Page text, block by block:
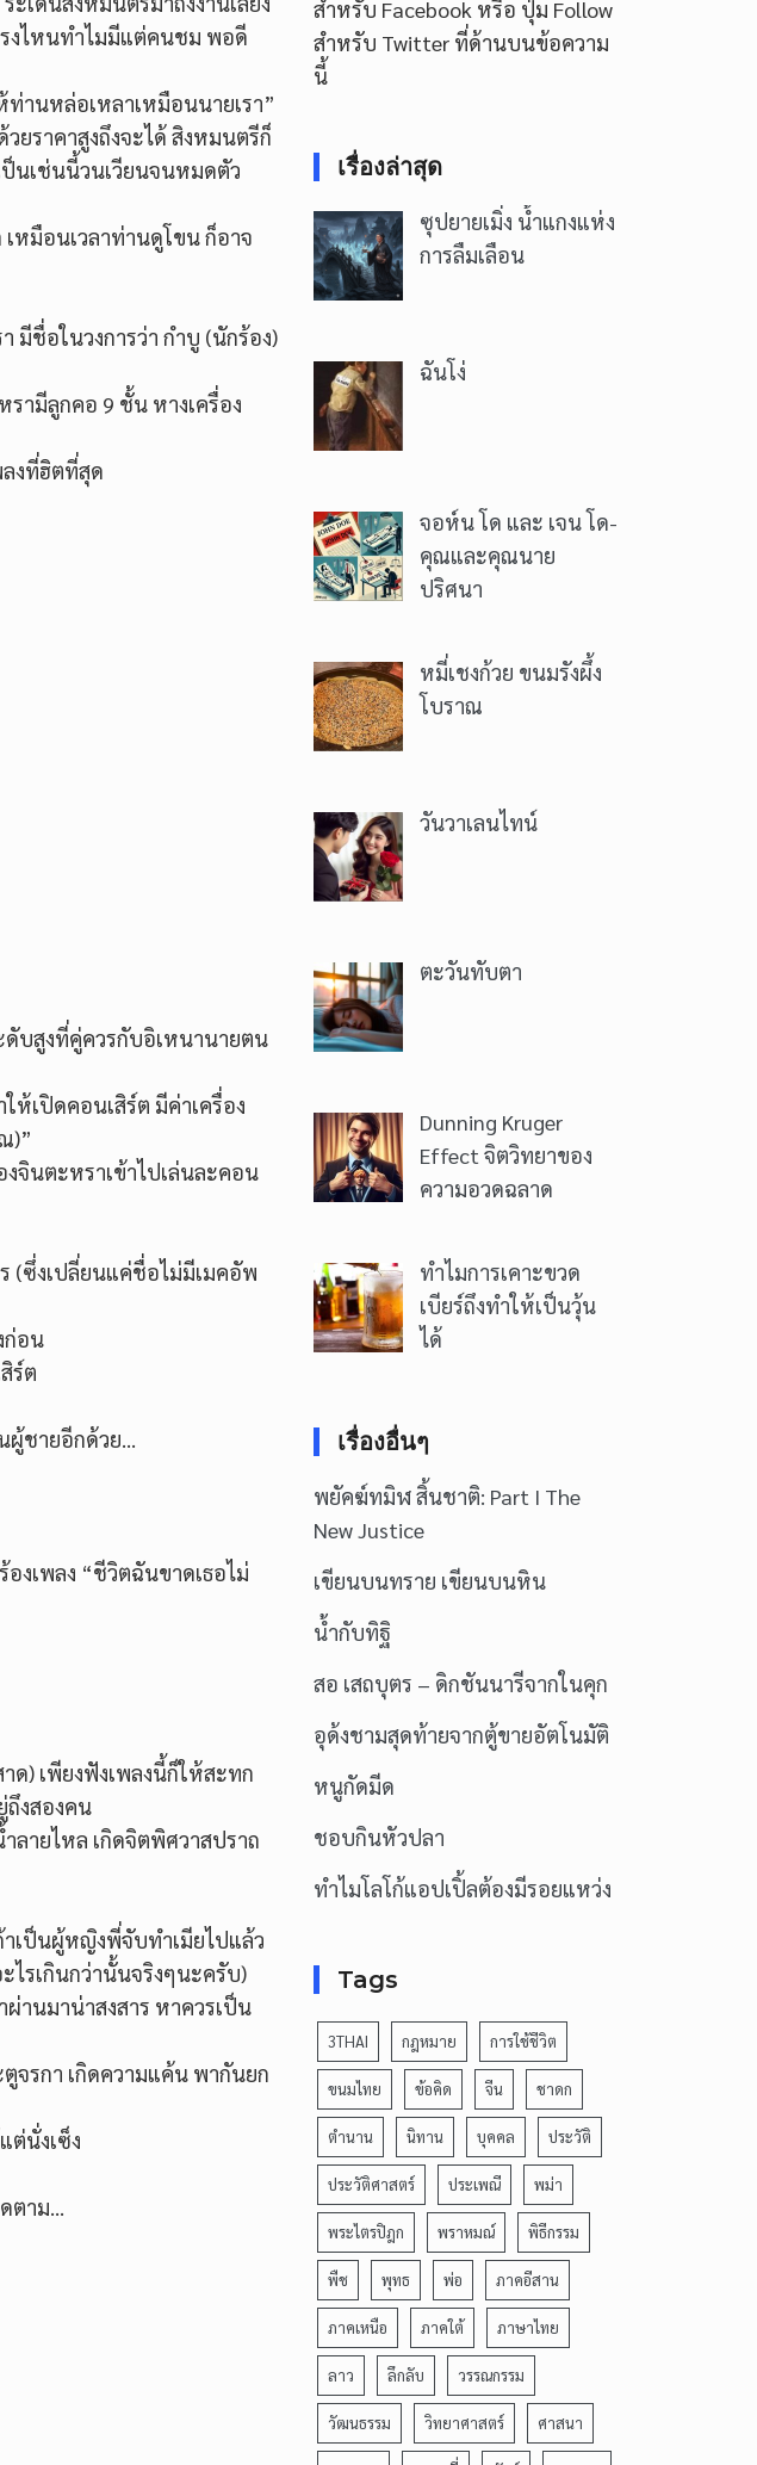
งไหนทำไมมีแต่คนชม พอดี
ท่านหล่อเหลาเหมือนนายเรา”
ยราคาสูงถึงจะได้ สิงหมนตรีก็
นเช่นนี้วนเวียนจนหมดตัว
หมือนเวลาท่านดูโขน ก็อาจ
มีชื่อในวงการว่า กำบู (นักร้อง)
รามีลูกคอ 9 ชั้น หางเครื่อง
งที่ฮิตที่สุด
ดับสูงที่คู่ควรกับอิเหนานายตน
ห้เปิดคอนเสิร์ต มีค่าเครื่อง
)”
จินตะหราเข้าไปเล่นละคอน
(ซึ่งเปลี่ยนแค่ชื่อไม่มีเมคอัพ
ก่อน
ร์ต
ผู้ชายอีกด้วย…
งเพลง “ชีวิตฉันขาดเธอไม่
ด) เพียงฟังเพลงนี้ก็ให้สะทก
ถึงสองคน
ลายไหล เกิดจิตพิศวาสปราถ
เป็นผู้หญิงพี่จับทำเมียไปแล้ว
รเกินกว่านั้นจริงๆนะครับ)
านมาน่าสงสาร หาควรเป็น
จรกา เกิดความแค้น พากันยก
ต่นั่งเซ็ง
ตาม…
สำหรับ Facebook หรือ ปุ่ม Follow
สำหรับ Twitter ที่ด้านบนข้อความ
นี้
เรื่องล่าสุด
ซุปยายเมิ่ง น้ำแกงแห่ง
การลืมเลือน
ฉันโง่
จอห์น โด และ เจน โด-
คุณและคุณนาย
ปริศนา
หมี่เชงก้วย ขนมรังผึ้ง
โบราณ
วันวาเลนไทน์
ตะวันทับตา
Dunning Kruger
Effect จิตวิทยาของ
ความอวดฉลาด
ทำไมการเคาะขวด
เบียร์ถึงทำให้เป็นวุ้น
ได้
เรื่องอื่นๆ
พยัคฆ์ทมิฬ สิ้นชาติ: Part I The
New Justice
เขียนบนทราย เขียนบนหิน
น้ำกับทิฐิ
สอ เสถบุตร – ดิกชันนารีจากในคุก
อุด้งชามสุดท้ายจากตู้ขายอัตโนมัติ
หนูกัดมีด
ชอบกินหัวปลา
ทำไมโลโก้แอปเปิ้ลต้องมีรอยแหว่ง
Tags
3THAI กฎหมาย การใช้ชีวิต
ขนมไทย ข้อคิด จีน ชาดก
ตำนาน นิทาน บุคคล ประวัติ
ประวัติศาสตร์ ประเพณี พม่า
พระไตรปิฎก พราหมณ์ พิธีกรรม
พืช พุทธ พ่อ ภาคอีสาน
ภาคเหนือ ภาคใต้ ภาษาไทย
ลาว ลึกลับ วรรณกรรม
วัฒนธรรม วิทยาศาสตร์ ศาสนา